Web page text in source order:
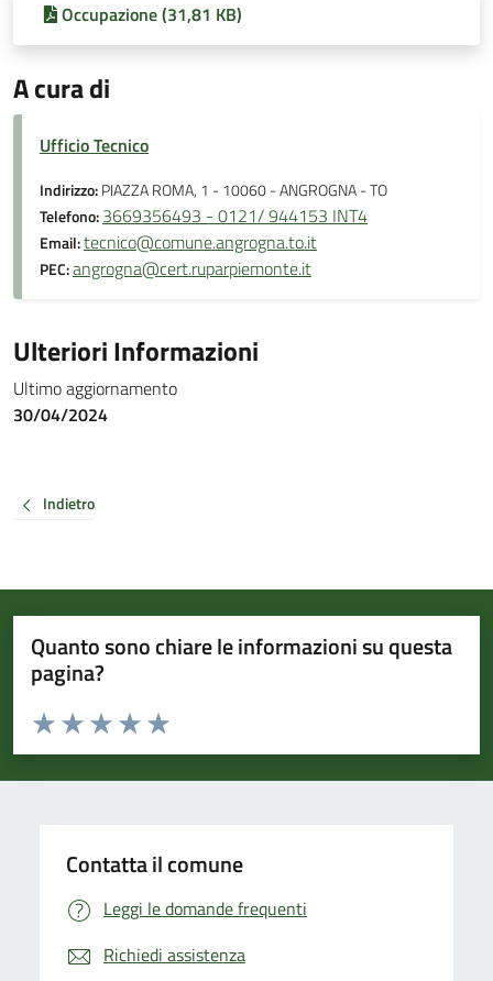
Occupazione (31,81 KB)
A cura di
Ufficio Tecnico
Indirizzo:PIAZZA ROMA, 1 - 10060 - ANGROGNA - TO
Telefono:3669356493 - 0121/ 944153 INT4
Email:tecnico@comune.angrogna.to.it
PEC:angrogna@cert.ruparpiemonte.it
Ulteriori Informazioni
Ultimo aggiornamento
30/04/2024
Indietro
Quanto sono chiare le informazioni su questa
pagina?
Valuta da 1 a 5 stelle la pagina
Valuta 5 stelle su 5
Valuta 4 stelle su 5
Valuta 3 stelle su 5
Valuta 2 stelle su 5
Valuta 1 stelle su 5
Contatta il comune
Leggi le domande frequenti
Richiedi assistenza